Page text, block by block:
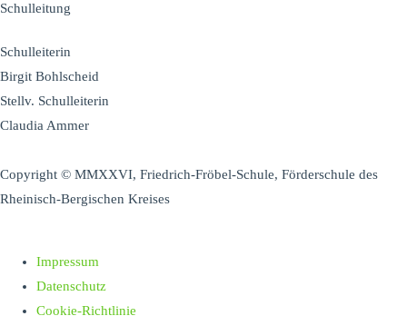
Schulleitung
Schulleiterin
Birgit Bohlscheid
Stellv. Schulleiterin
Claudia Ammer
Copyright © MMXXVI, Friedrich-Fröbel-Schule, Förderschule des
Rheinisch-Bergischen Kreises
Impressum
Datenschutz
Cookie-Richtlinie